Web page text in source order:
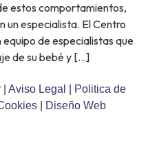
estos comportamientos,
un especialista. El Centro
equipo de especialistas que
de su bebé y […]
Aviso Legal
Politica de
Diseño Web